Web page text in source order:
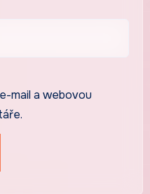
mail a webovou